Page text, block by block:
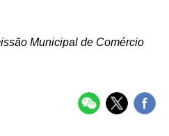
Municipal de Comércio